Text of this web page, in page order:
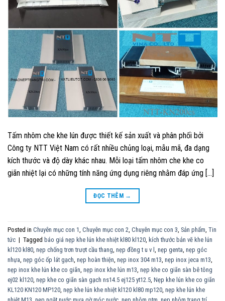
Tấm nhôm che khe lún được thiết kế sản xuất và phân phối bởi
Công ty NTT Việt Nam có rất nhiều chủng loại, mẫu mã, đa dạng
kích thước và độ dày khác nhau. Mỗi loại tấm nhôm che khe co
giãn nhiệt lại có những tính năng ứng dụng riêng nhằm đáp ứng […]
ĐỌC THÊM →
Posted in Chuyên mục con 1, Chuyên mục con 2, Chuyên mục con 3, Sản phẩm, Tin
tức | Tagged báo giá nẹp khe lún khe nhiệt kl80 kl120, kích thước bản vẽ khe lún
kl120 kl80, nẹp chống trơn trượt cầu thang, nẹp đồng t u v l , nẹp genta, nẹp góc
nhựa, nẹp góc ốp lát gạch, nẹp hoàn thiện, nẹp inox 304 m13, nẹp inox jeca m13,
nẹp inox khe lún khe co giãn, nẹp inox khe lún m13, nẹp khe co giãn sàn bê tông
ej02 kl120, nẹp khe co giãn sàn gạch ns14.5 ej125 yt12.5, Nẹp khe lún khe co giãn
KL120 KN120 MP120, nẹp khe lún khe nhiệt kl120 kl80 mp120, nẹp khe lún khe